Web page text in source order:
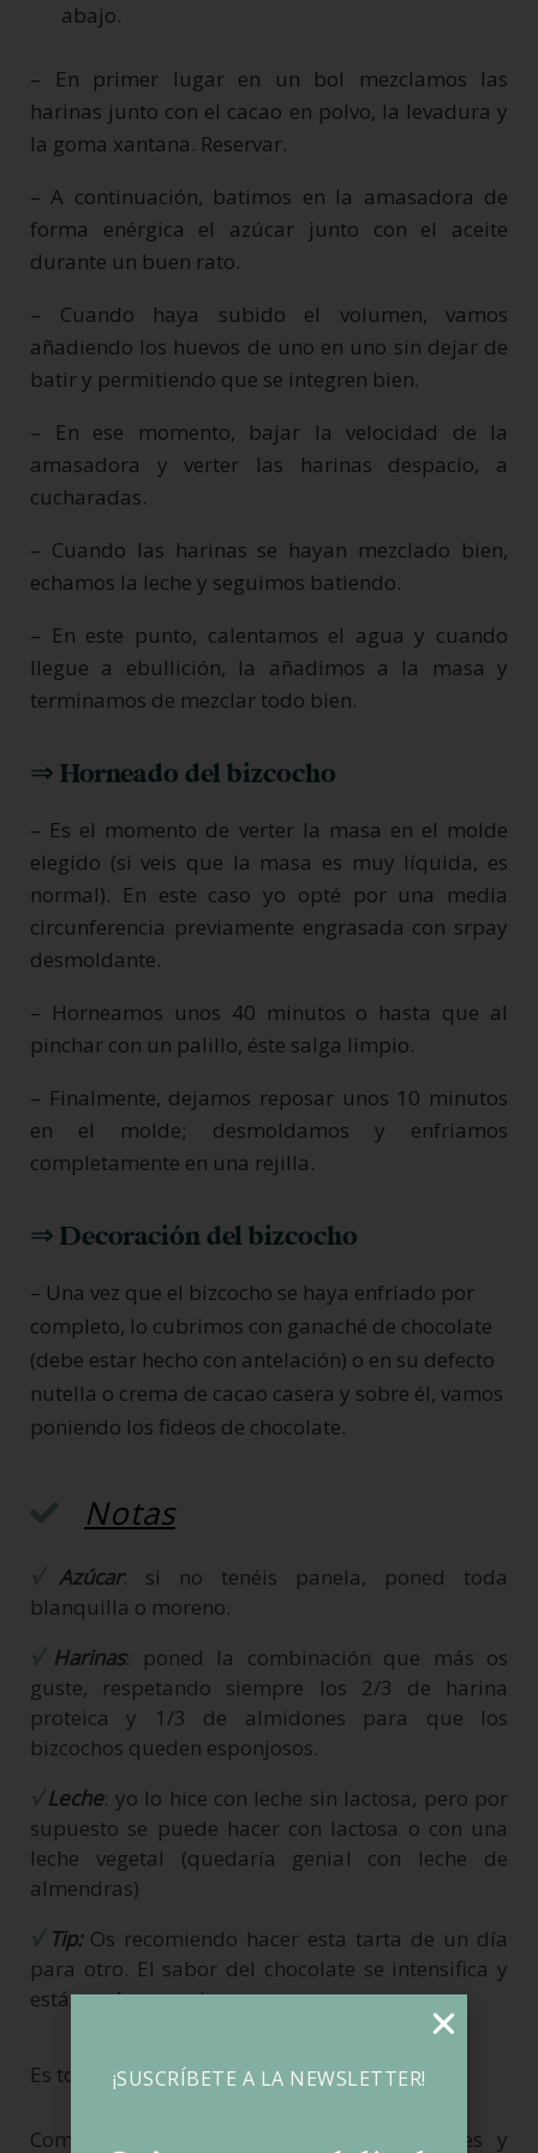
abajo.
– En primer lugar en un bol mezclamos las
harinas junto con el cacao en polvo, la levadura y
la goma xantana. Reservar.
– A continuación, batimos en la amasadora de
forma enérgica el azúcar junto con el aceite
durante un buen rato.
– Cuando haya subido el volumen, vamos
añadiendo los huevos de uno en uno sin dejar de
batir y permitiendo que se integren bien.
– En ese momento, bajar la velocidad de la
amasadora y verter las harinas despacio, a
cucharadas.
– Cuando las harinas se hayan mezclado bien,
echamos la leche y seguimos batiendo.
– En este punto, calentamos el agua y cuando
llegue a ebullición, la añadimos a la masa y
terminamos de mezclar todo bien.
⇒ Horneado del bizcocho
– Es el momento de verter la masa en el molde
elegido (si veis que la masa es muy líquida, es
normal). En este caso yo opté por una media
circunferencia previamente engrasada con srpay
desmoldante.
– Horneamos unos 40 minutos o hasta que al
pinchar con un palillo, éste salga limpio.
– Finalmente, dejamos reposar unos 10 minutos
en el molde; desmoldamos y enfriamos
completamente en una rejilla.
⇒ Decoración del bizcocho
– Una vez que el bizcocho se haya enfriado por
completo, lo cubrimos con ganaché de chocolate
(debe estar hecho con antelación) o en su defecto
nutella o crema de cacao casera y sobre él, vamos
poniendo los fideos de chocolate.
Notas
√Azúcar: si no tenéis panela, poned toda
blanquilla o moreno.
√Harinas: poned la combinación que más os
guste, respetando siempre los 2/3 de harina
proteica y 1/3 de almidones para que los
bizcochos queden esponjosos.
√Leche: yo lo hice con leche sin lactosa, pero por
supuesto se puede hacer con lactosa o con una
leche vegetal (quedaría genial con leche de
almendras)
√Tip:Os recomiendo hacer esta tarta de un día
para otro. El sabor del chocolate se intensifica y
está mucho mas rica.
Es todo por hoy.
Como veis, la tarta tiene 0 complicaciones y
¡SUSCRÍBETE A LA NEWSLETTER!